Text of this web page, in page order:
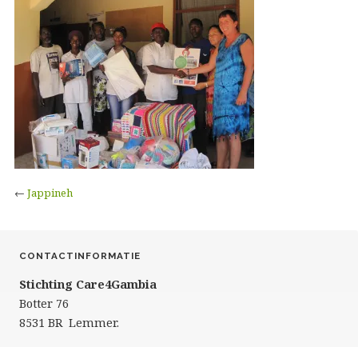
← Jappineh
CONTACTINFORMATIE
Stichting Care4Gambia
Botter 76
8531 BR Lemmer.